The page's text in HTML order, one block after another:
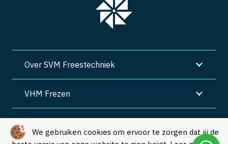
We gebruiken cookies om ervoor te zorgen dat jij de
Over SVM Freestechniek
VHM Frezen